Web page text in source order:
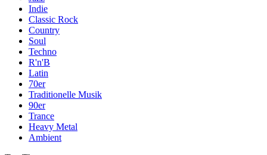
Indie
Classic Rock
Country
Soul
Techno
R'n'B
Latin
70er
Traditionelle Musik
90er
Trance
Heavy Metal
Ambient